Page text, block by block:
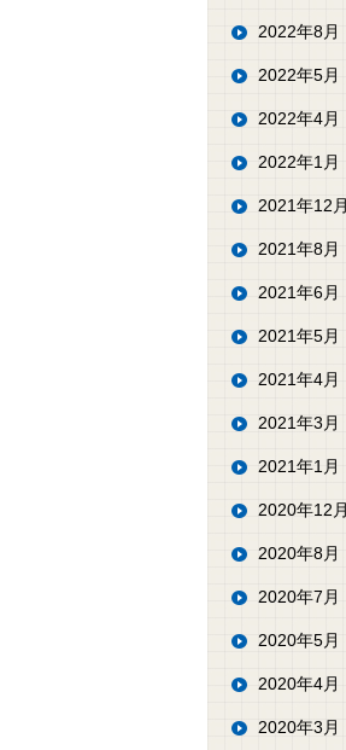
2022年8月
2022年5月
2022年4月
2022年1月
2021年12月
2021年8月
2021年6月
2021年5月
2021年4月
2021年3月
2021年1月
2020年12月
2020年8月
2020年7月
2020年5月
2020年4月
2020年3月